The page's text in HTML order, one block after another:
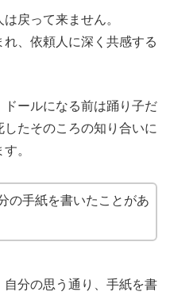
戻って来ません。
、依頼人に深く共感する
ールになる前は踊り子だ
たそのころの知り合いに
。
手紙を書いたことがあ
分の思う通り、手紙を書